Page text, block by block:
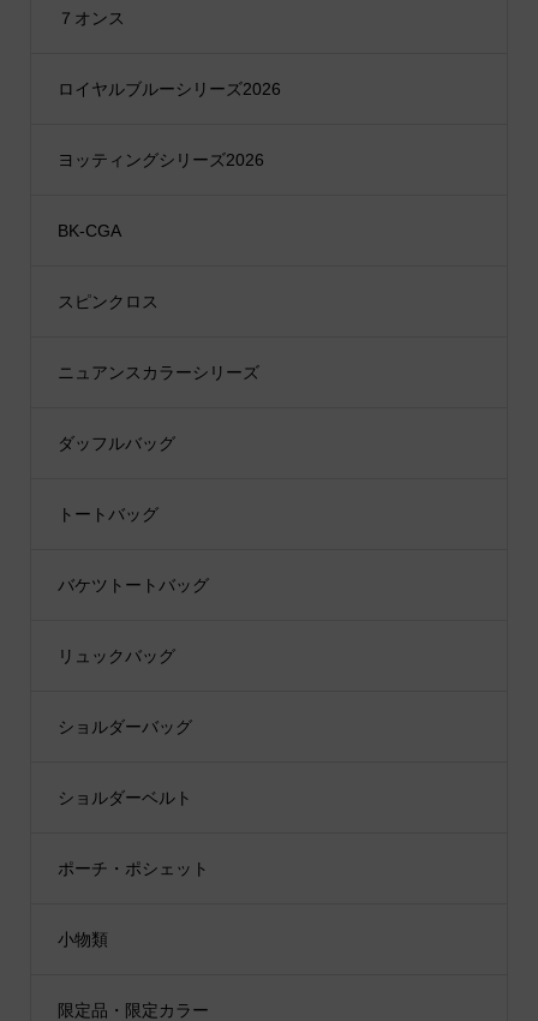
７オンス
ロイヤルブルーシリーズ2026
ヨッティングシリーズ2026
BK-CGA
スピンクロス
ニュアンスカラーシリーズ
ダッフルバッグ
トートバッグ
バケツトートバッグ
リュックバッグ
ショルダーバッグ
ショルダーベルト
ポーチ・ポシェット
小物類
限定品・限定カラー